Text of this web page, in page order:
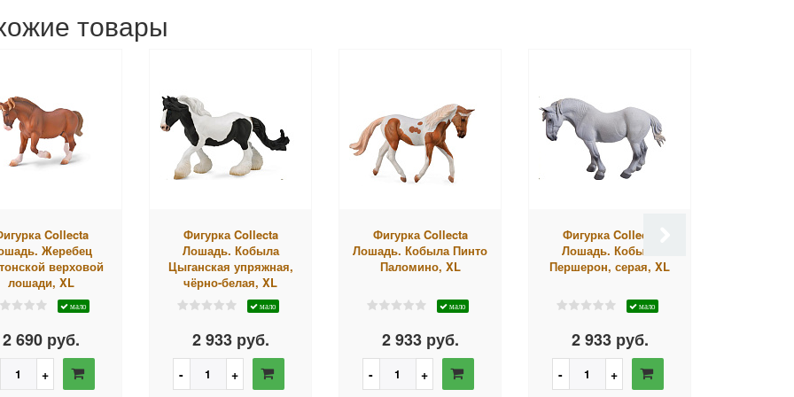
товары
Collecta
Жеребец
верховой
лошади, XL
мало
2 690 руб.
Фигурка Collecta
Лошадь. Кобыла
Цыганская упряжная,
чёрно-белая, XL
мало
2 933 руб.
Фигурка Collecta
Лошадь. Кобыла Пинто
Паломино, XL
мало
2 933 руб.
Фигурка Collecta
Лошадь. Кобыла
Першерон, серая, XL
мало
2 933 руб.